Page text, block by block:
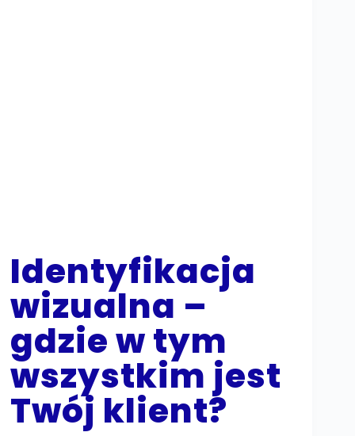
Identyfikacja
wizualna –
gdzie w tym
wszystkim jest
Twój klient?